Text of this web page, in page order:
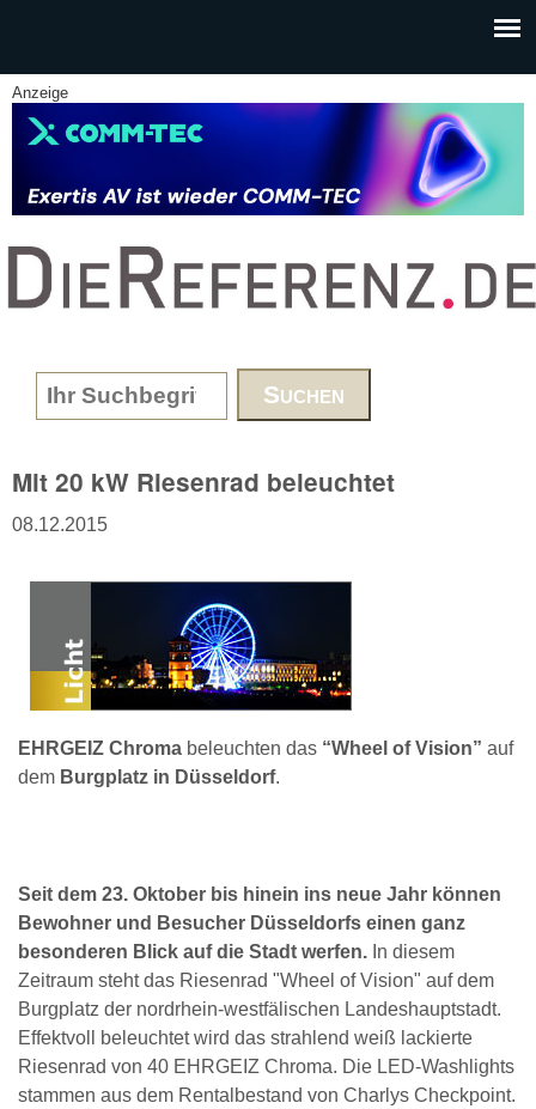
Anzeige
www.DieReferenz.de
Search form
Mit 20 kW Riesenrad beleuchtet
08.12.2015
EHRGEIZ Chroma beleuchten das “Wheel of Vision” auf
dem Burgplatz in Düsseldorf.
Seit dem 23. Oktober bis hinein ins neue Jahr können
Bewohner und Besucher Düsseldorfs einen ganz
besonderen Blick auf die Stadt werfen. In diesem
Zeitraum steht das Riesenrad "Wheel of Vision" auf dem
Burgplatz der nordrhein-westfälischen Landeshauptstadt.
Effektvoll beleuchtet wird das strahlend weiß lackierte
Riesenrad von 40 EHRGEIZ Chroma. Die LED-Washlights
stammen aus dem Rentalbestand von Charlys Checkpoint.